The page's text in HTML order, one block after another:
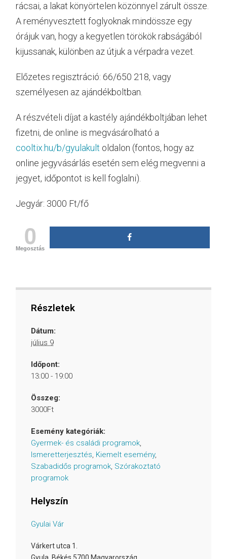
rácsai, a lakat könyörtelen közönnyel zárult össze.
A reményvesztett foglyoknak mindössze egy
órájuk van, hogy a kegyetlen törökök rabságából
kijussanak, különben az útjuk a vérpadra vezet.
Előzetes regisztráció: 66/650 218, vagy
személyesen az ajándékboltban.
A részvételi díjat a kastély ajándékboltjában lehet
fizetni, de online is megvásárolható a
cooltix.hu/b/gyulakult oldalon (fontos, hogy az
online jegyvásárlás esetén sem elég megvenni a
jegyet, időpontot is kell foglalni).
Jegyár: 3000 Ft/fő
0
Megosztás
Részletek
Dátum:
július 9
Időpont:
13:00 - 19:00
Összeg:
3000Ft
Esemény kategóriák:
Gyermek- és családi programok,
Ismeretterjesztés, Kiemelt esemény,
Szabadidős programok, Szórakoztató
programok
Helyszín
Gyulai Vár
Várkert utca 1.